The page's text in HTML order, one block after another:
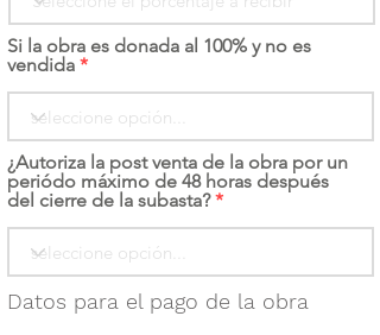
Si la obra es donada al 100% y no es
vendida
¿Autoriza la post venta de la obra por un
periódo máximo de 48 horas después
del cierre de la subasta?
Datos para el pago de la obra